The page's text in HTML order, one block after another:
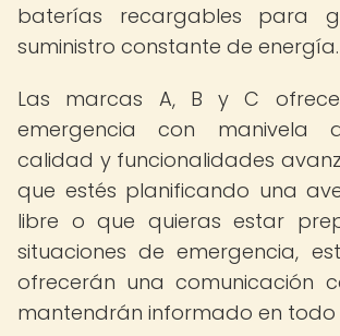
baterías recargables para
suministro constante de energía.
Las marcas A, B y C
emergencia con manivela
calidad y funcionalidades
que estés planificando una
libre o que quieras estar
situaciones de emergencia,
ofrecerán una comunicación
mantendrán informado en todo